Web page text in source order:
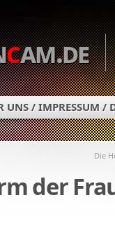
cam.de
UNS / IMPRESSUM /
Die
der